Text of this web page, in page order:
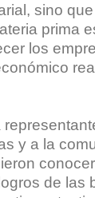
sino
prima
los
y a la
de las